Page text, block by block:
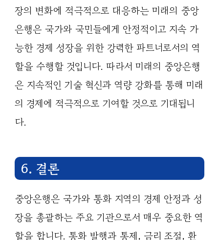
장의 변화에 적극적으로 대응하는 미래의 중앙
은행은 국가와 국민들에게 안정적이고 지속 가
능한 경제 성장을 위한 강력한 파트너로서의 역
할을 수행할 것입니다. 따라서 미래의 중앙은행
은 지속적인 기술 혁신과 역량 강화를 통해 미래
의 경제에 적극적으로 기여할 것으로 기대됩니
다.
6. 결론
중앙은행은 국가와 통화 지역의 경제 안정과 성
장을 총괄하는 주요 기관으로서 매우 중요한 역
할을 합니다. 통화 발행과 통제, 금리 조절, 환